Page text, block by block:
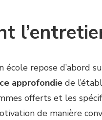
école repose d’abord
approfondie de
offerts et les
de manière